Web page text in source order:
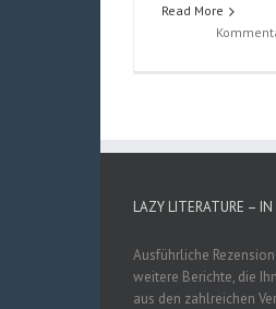
Read More
LAZY LITERATURE –
Ausführliche
weitere Berichte, die
aus den zahlreichen